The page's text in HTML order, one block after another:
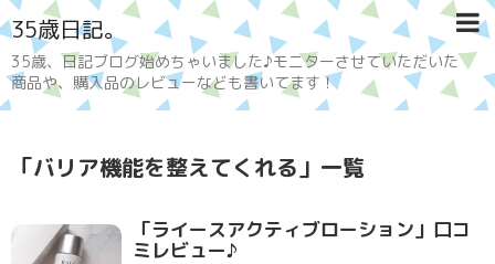
35歳日記。
35歳、日記ブログ始めちゃいました♪モニターさせていただいた
商品や、購入品のレビューなども書いてます！
「バリア機能を整えてくれる 」 一覧
「ライースアクティブローション」口コ
ミレビュー♪